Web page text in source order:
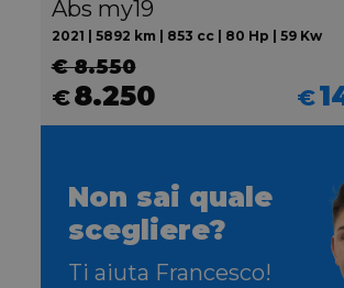
Abs my19
2021 | 5892 km | 853 cc | 80 Hp | 59 Kw
€ 8.550
€8.250 €
Non sai quale
scegliere?
Ti aiuta Francesco!